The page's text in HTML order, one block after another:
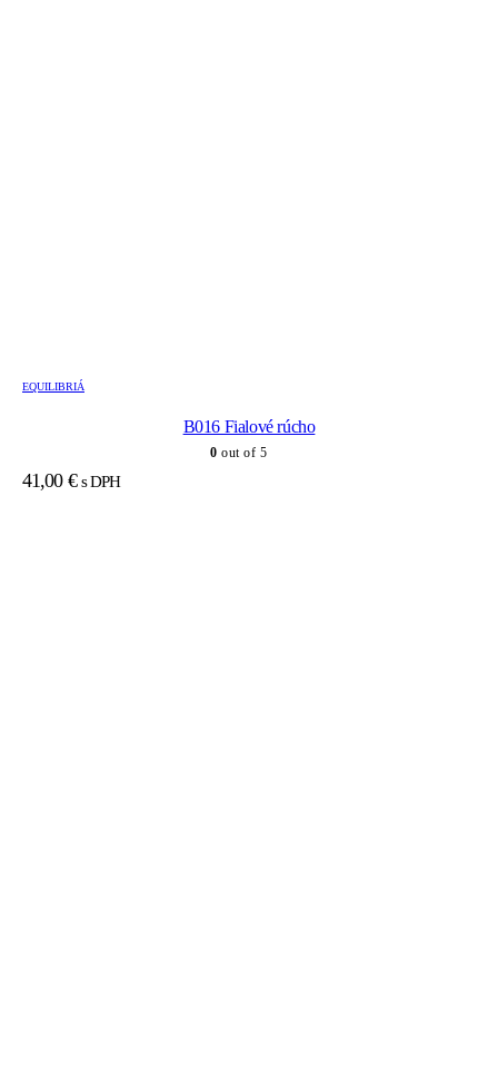
EQUILIBRIÁ
B016 Fialové rúcho
0 out of 5
41,00 € s DPH